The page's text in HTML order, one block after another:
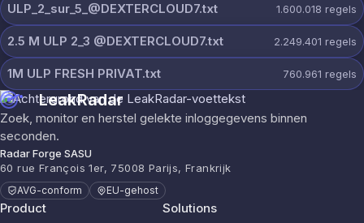
ULP_2_sur_5_@DEXTERCLOUD7.txt 1.600.018 regels
2.5 M ULP 2_3 @DEXTERCLOUD7.txt 2.249.401 regels
1M ULP FRESH PRIVAT.txt 760.961 regels
LeakRadar
Zoek, monitor en herstel gelekte inloggegevens binnen
seconden.
Radar Forge SASU
60 rue François 1er, 75008 Parijs, Frankrijk
AVG-conform EU-gehost
Product Solutions